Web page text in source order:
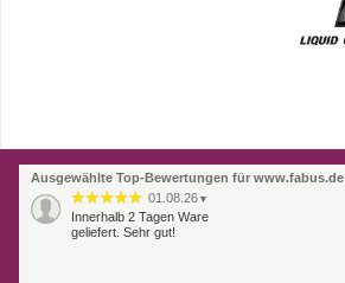
Ausgewählte Top-Bewertungen für www.fabus.de
01.08.26 ▼
Innerhalb 2 Tagen Ware
geliefert. Sehr gut!